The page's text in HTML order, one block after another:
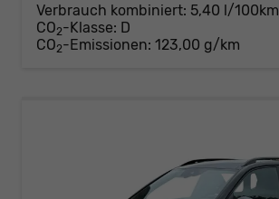
Verbrauch kombiniert: 5,40 l/100km
CO2-Klasse: D
CO2-Emissionen: 123,00 g/km